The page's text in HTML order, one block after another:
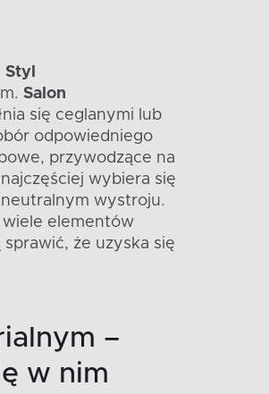
Styl
Salon
się ceglanymi lub
odpowiedniego
przywodzące na
wybiera się
wystroju.
wiele elementów
że uzyska się
–
w nim